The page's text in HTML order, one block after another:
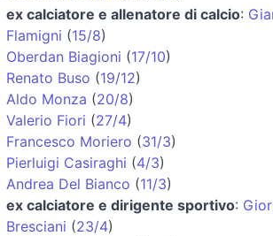
ex calciatore e allenatore di calcio:
Flamigni (15/8)
Oberdan Biagioni (17/10)
Renato Buso (19/12)
Aldo Monza (20/8)
Valerio Fiori (27/4)
Francesco Moriero (31/3)
Pierluigi Casiraghi (4/3)
Andrea Del Bianco (11/3)
ex calciatore e dirigente sportivo:
Bresciani (23/4)